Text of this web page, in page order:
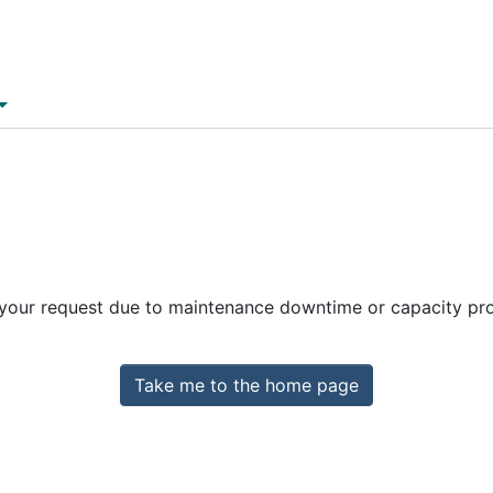
request due to maintenance downtime or capacity
Take me to the home page